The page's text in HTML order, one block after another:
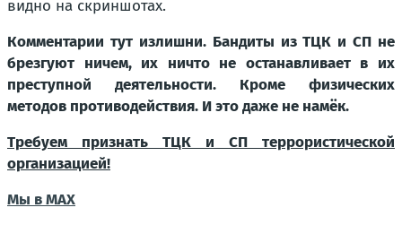
видно на скриншотах.
Комментарии тут излишни. Бандиты из ТЦК и СП не
брезгуют ничем, их ничто не останавливает в их
преступной деятельности. Кроме физических
методов противодействия. И это даже не намёк.
Требуем признать ТЦК и СП террористической
организацией!
Мы в МАХ